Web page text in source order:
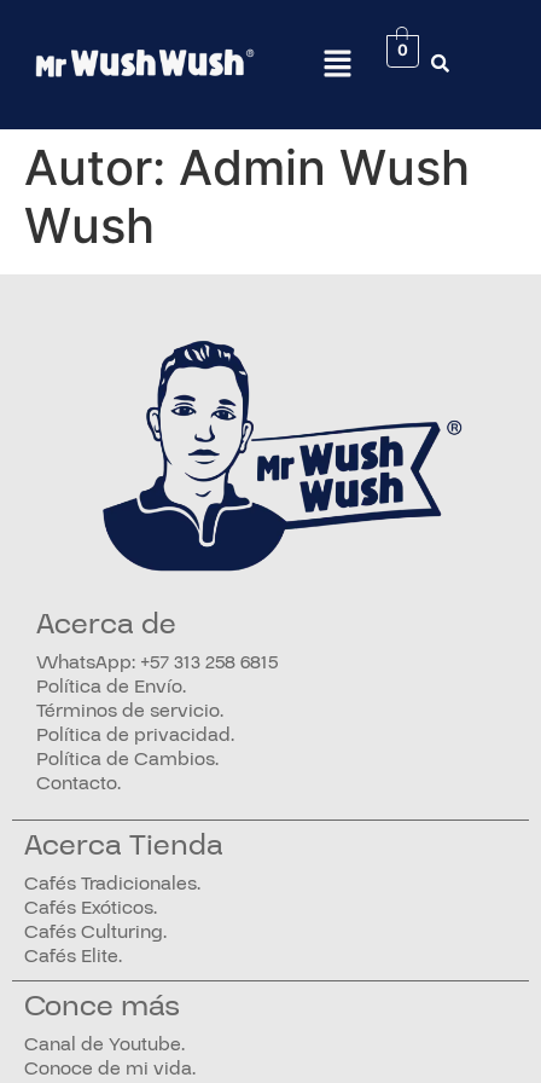
0
Autor: Admin Wush
Wush
Acerca de
WhatsApp: +57 313 258 6815
Política de Envío.
Términos de servicio.
Política de privacidad.
Política de Cambios.
Contacto.
Acerca Tienda
Cafés Tradicionales.
Cafés Exóticos.
Cafés Culturing.
Cafés Elite.
Conce más
Canal de Youtube.
Conoce de mi vida.